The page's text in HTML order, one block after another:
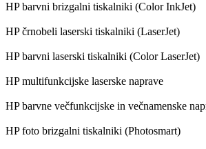
HP barvni brizgalni tiskalniki (Color InkJet)
HP črnobeli laserski tiskalniki (LaserJet)
HP barvni laserski tiskalniki (Color LaserJet)
HP multifunkcijske laserske naprave
HP barvne večfunkcijske in večnamenske
HP foto brizgalni tiskalniki (Photosmart)